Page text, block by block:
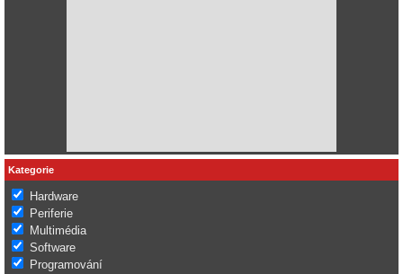
Kategorie
Hardware
Periferie
Multimédia
Software
Programování